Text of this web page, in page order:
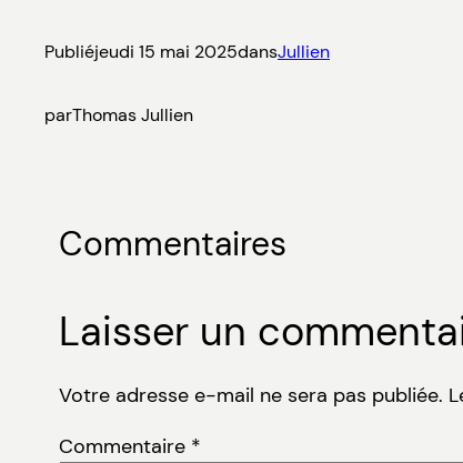
Publiéjeudi 15 mai 2025dansJullien
parThomas Jullien
Commentaires
Laisser un
Votre adresse e-mail ne sera pas publiée.
Commentaire *